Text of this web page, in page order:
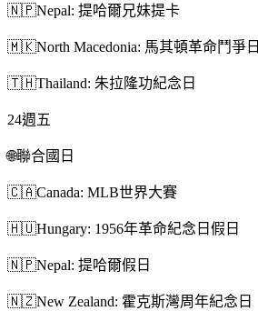
🇳🇵Nepal: 提哈爾兄妹提卡
🇲🇰North Macedonia: 馬其頓革命鬥爭日
🇹🇭Thailand: 朱拉隆功紀念日
24週五
🌐聯合國日
🇨🇦Canada: MLB世界大賽
🇭🇺Hungary: 1956年革命紀念日假日
🇳🇵Nepal: 提哈爾假日
🇳🇿New Zealand: 霍克斯灣周年紀念日